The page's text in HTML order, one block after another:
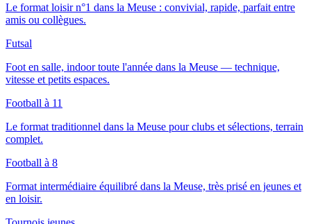
Le format loisir n°1 dans la Meuse : convivial, rapide, parfait entre
amis ou collègues.
Futsal
Foot en salle, indoor toute l'année dans la Meuse — technique,
vitesse et petits espaces.
Football à 11
Le format traditionnel dans la Meuse pour clubs et sélections, terrain
complet.
Football à 8
Format intermédiaire équilibré dans la Meuse, très prisé en jeunes et
en loisir.